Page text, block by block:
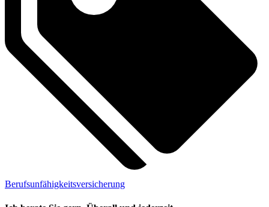
Berufsunfähigkeitsversicherung